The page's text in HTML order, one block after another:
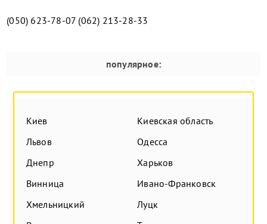
(050) 623-78-07 (062) 213-28-33
популярное:
Киев
Киевская область
Львов
Одесса
Днепр
Харьков
Винница
Ивано-Франковск
Хмельницкий
Луцк